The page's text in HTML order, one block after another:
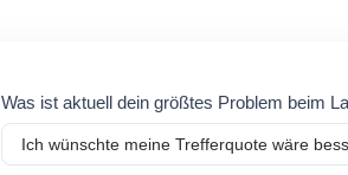
Roping
Umfrage
Was ist aktuell dein größtes Problem beim